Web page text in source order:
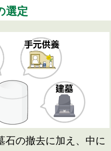
選定
石の撤去に加え、中に